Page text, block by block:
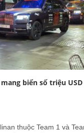
biển số triệu
thuộc Team 1 và